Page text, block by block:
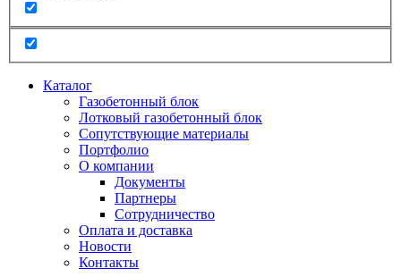
Каталог
Газобетонный блок
Лотковый газобетонный блок
Сопутствующие материалы
Портфолио
О компании
Документы
Партнеры
Сотрудничество
Оплата и доставка
Новости
Контакты